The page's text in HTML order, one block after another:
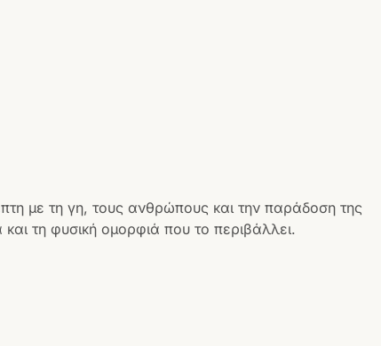
με τη γη, τους ανθρώπους και την παράδοση της
τη φυσική ομορφιά που το περιβάλλει.